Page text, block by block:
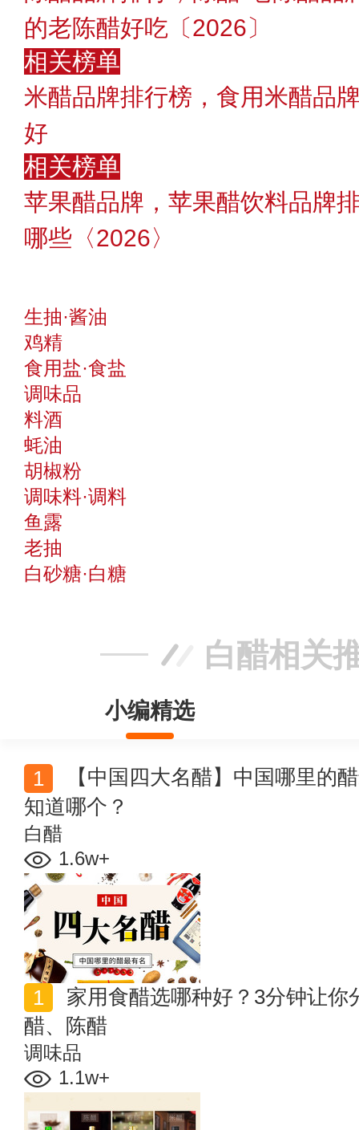
的老陈醋好吃〔2026〕
相关榜单
米醋品牌排行榜，食用米醋品
好
相关榜单
苹果醋品牌，苹果醋饮料品牌
哪些〈2026〉
生抽·酱油
鸡精
食用盐·食盐
调味品
料酒
蚝油
胡椒粉
调味料·调料
鱼露
老抽
白砂糖·白糖
白醋相关
小编精选
知道哪个？
白醋
1.6w+
醋、陈醋
调味品
1.1w+